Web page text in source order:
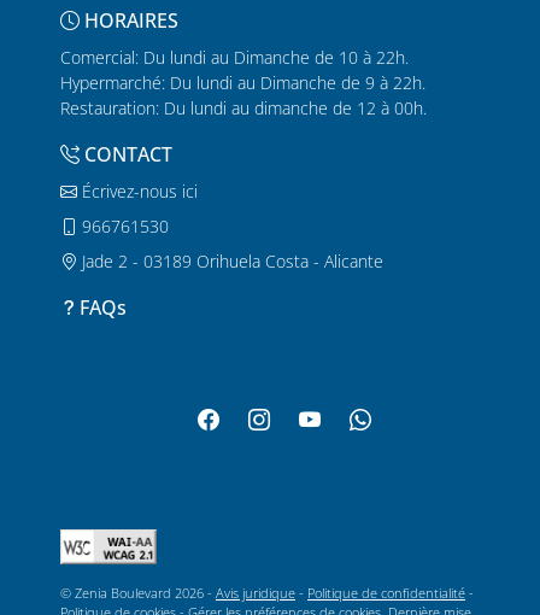
HORAIRES
Comercial: Du lundi au Dimanche de 10 à 22h.
Hypermarché: Du lundi au Dimanche de 9 à 22h.
Restauration: Du lundi au dimanche de 12 à 00h.
CONTACT
Écrivez-nous ici
966761530
Jade 2 - 03189 Orihuela Costa - Alicante
FAQs
© Zenia Boulevard 2026 - Avis juridique - Politique de confidentialité -